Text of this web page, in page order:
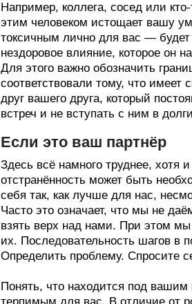
Например, коллега, сосед или
этим человеком истощает вашу
токсичным лично для вас — будет
нездоровое влияние, которое он
Для этого важно обозначить
соответствовали тому, что
друг вашего друга, который
встреч и не вступать с ним в
Если это ваш партнёр
Здесь всё намного труднее, хотя
отстранённость может быть
себя так, как лучше для нас,
Часто это означает, что мы не
взять верх над нами. При этом
их. Последовательность шагов в
Определить проблему. Спросите
Понять, что находится под